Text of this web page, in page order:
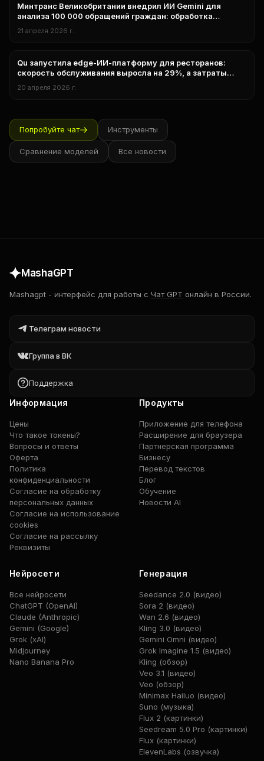
нейросети
Минтранс Великобритании внедрил ИИ Gemini для
анализа 100 000 обращений граждан: обработка
21 апреля 2026 г.
нейросети
Qu запустила edge-ИИ-платформу для ресторанов:
скорость обслуживания выросла на 29%, а затраты
20 апреля 2026 г.
Попробуйте чат Инструменты
Сравнение моделей Все новости
MashaGPT
Mashagpt - интерфейс для работы с Чат GPT онлайн в России.
Телеграм новости
Группа в ВК
Поддержка
Информация
Цены
Что такое токены?
Вопросы и ответы
Оферта
Политика
конфиденциальности
Согласие на обработку
персональных данных
Согласие на использование
cookies
Согласие на рассылку
Реквизиты
Продукты
Приложение для телефона
Расширение для браузера
Партнерская программа
Бизнесу
Перевод текстов
Блог
Обучение
Новости AI
Нейросети
Все нейросети
ChatGPT (OpenAI)
Claude (Anthropic)
Gemini (Google)
Grok (xAI)
Midjourney
Nano Banana Pro
Генерация
Seedance 2.0 (видео)
Sora 2 (видео)
Wan 2.6 (видео)
Kling 3.0 (видео)
Gemini Omni (видео)
Grok Imagine 1.5 (видео)
Kling (обзор)
Veo 3.1 (видео)
Veo (обзор)
Minimax Hailuo (видео)
Suno (музыка)
Flux 2 (картинки)
Seedream 5.0 Pro (картинки)
Flux (картинки)
ElevenLabs (озвучка)